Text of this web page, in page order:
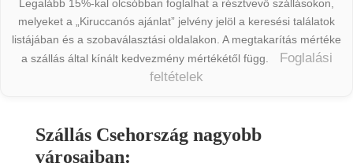
Legalább 15%-kal olcsóbban foglalhat a résztvevő szállásokon,
melyeket a „Kiruccanós ajánlat” jelvény jelöl a keresési találatok
listájában és a szobaválasztási oldalakon. A megtakarítás mértéke
a szállás által kínált kedvezmény mértékétől függ.
Foglalási
feltételek
Szállás Csehország nagyobb
városaiban: